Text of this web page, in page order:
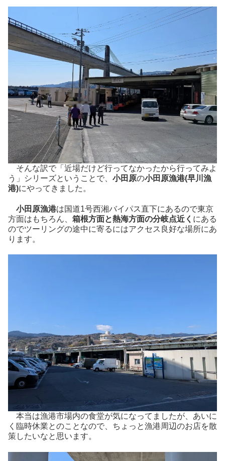
そんな訳で「近場だけど行ってなかったから行ってみよ
う」シリーズということで、 小田原の小田原漁港(早川漁
港)にやってきました。
小田原漁港は国道1号西湘バイパス直下にあるので東京
方面はもちろん、 箱根方面と熱海方面の分岐点近く にある
のでツーリングの途中に寄るにはアクセス良好な場所にあ
ります。
本当は漁港市場内の食堂が気になってましたが、あいに
く臨時休業とのことなので、ちょっと漁港周辺のお店を散
策したいなと思います。